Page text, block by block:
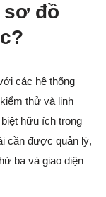
sơ đồ
các hệ thống
thử và linh
hữu ích trong
cần được quản lý,
ba và giao diện